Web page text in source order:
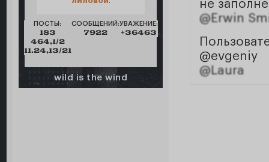
ПОСТЫ:
183
464,1/2
11.24,13/21
СООБЩЕНИЙ:
7922
УВАЖЕНИЕ:
+36463
wild is the wind
не
@Erwin
@evgeniy
@Laura